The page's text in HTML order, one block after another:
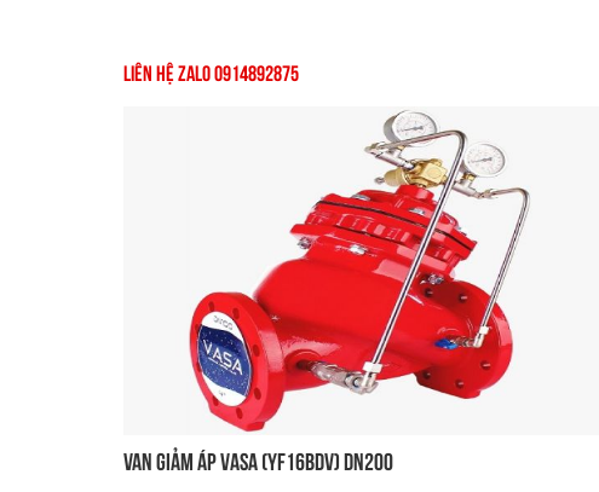
Liên Hệ Zalo 0914892875
Van Giảm Áp VASA (YF16BDV) DN200